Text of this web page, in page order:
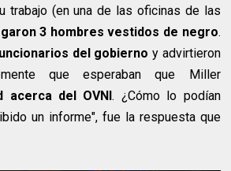
trabajo (en una de las oficinas de las
3 hombres vestidos de negro.
del gobierno y advirtieron
que esperaban que Miller
acerca del OVNI. ¿Cómo lo podían
un informe", fue la respuesta que